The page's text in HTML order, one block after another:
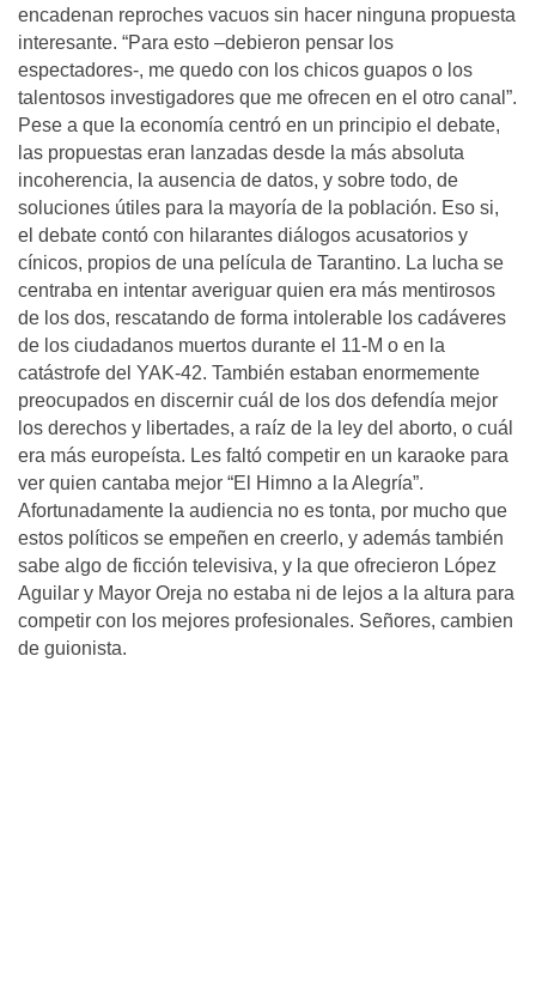
encadenan reproches vacuos sin hacer ninguna propuesta
interesante. “Para esto –debieron pensar los
espectadores-, me quedo con los chicos guapos o los
talentosos investigadores que me ofrecen en el otro canal”.
Pese a que la economía centró en un principio el debate,
las propuestas eran lanzadas desde la más absoluta
incoherencia, la ausencia de datos, y sobre todo, de
soluciones útiles para la mayoría de la población. Eso si,
el debate contó con hilarantes diálogos acusatorios y
cínicos, propios de una película de Tarantino. La lucha se
centraba en intentar averiguar quien era más mentirosos
de los dos, rescatando de forma intolerable los cadáveres
de los ciudadanos muertos durante el 11-M o en la
catástrofe del YAK-42. También estaban enormemente
preocupados en discernir cuál de los dos defendía mejor
los derechos y libertades, a raíz de la ley del aborto, o cuál
era más europeísta. Les faltó competir en un karaoke para
ver quien cantaba mejor “El Himno a la Alegría”.
Afortunadamente la audiencia no es tonta, por mucho que
estos políticos se empeñen en creerlo, y además también
sabe algo de ficción televisiva, y la que ofrecieron López
Aguilar y Mayor Oreja no estaba ni de lejos a la altura para
competir con los mejores profesionales. Señores, cambien
de guionista.